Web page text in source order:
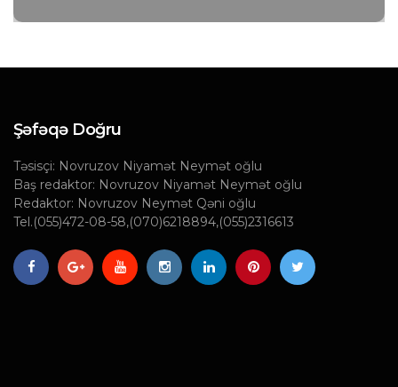
Şəfəqə Doğru
Təsisçi: Novruzov Niyamət Neymət oğlu
Baş redaktor: Novruzov Niyamət Neymət oğlu
Redaktor: Novruzov Neymət Qəni oğlu
Tel.(055)472-08-58,(070)6218894,(055)2316613